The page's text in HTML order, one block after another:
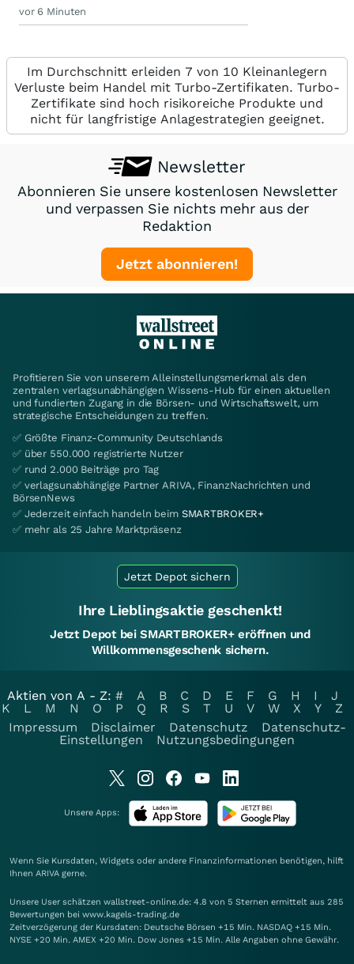
vor 6 Minuten
Im Durchschnitt erleiden 7 von 10 Kleinanlegern
Verluste beim Handel mit Turbo-Zertifikaten. Turbo-
Zertifikate sind hoch risikoreiche Produkte und
nicht für langfristige Anlagestrategien geeignet.
Newsletter
Abonnieren Sie unsere kostenlosen Newsletter
und verpassen Sie nichts mehr aus der
Redaktion
Jetzt abonnieren!
Profitieren Sie von unserem Alleinstellungsmerkmal als den
zentralen verlagsunabhängigen Wissens-Hub für einen aktuellen
und fundierten Zugang in die Börsen- und Wirtschaftswelt, um
strategische Entscheidungen zu treffen.
✅ Größte Finanz-Community Deutschlands
✅ über 550.000 registrierte Nutzer
✅ rund 2.000 Beiträge pro Tag
✅ verlagsunabhängige Partner ARIVA, FinanzNachrichten und
BörsenNews
✅ Jederzeit einfach handeln beim SMARTBROKER+
✅ mehr als 25 Jahre Marktpräsenz
Jetzt Depot sichern
Ihre Lieblingsaktie geschenkt!
Jetzt Depot bei SMARTBROKER+ eröffnen und
Willkommensgeschenk sichern.
Aktien von A - Z: # A B C D E F G H I
J
K
L M N O P Q R S T U V W X Y
Z
Impressum
Disclaimer Datenschutz
Datenschutz-
Einstellungen
Nutzungsbedingungen
Unsere Apps:
Wenn Sie Kursdaten, Widgets oder andere Finanzinformationen benötigen, hilft
Ihnen ARIVA gerne.
Unsere User schätzen wallstreet-online.de: 4.8 von 5 Sternen ermittelt aus 285
Bewertungen bei www.kagels-trading.de
Zeitverzögerung der Kursdaten: Deutsche Börsen +15 Min. NASDAQ +15 Min.
NYSE +20 Min. AMEX +20 Min. Dow Jones +15 Min. Alle Angaben ohne Gewähr.